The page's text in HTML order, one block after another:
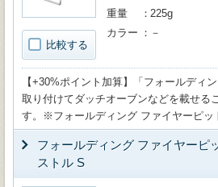
比較する
重量
225g
カラー
－
【+30%ポイント加算】「フォールディ
取り付けてダッチオーブンなどを載せる
す。※フォールディング ファイヤーピッ
フォールディング ファイヤーピ
ストル S